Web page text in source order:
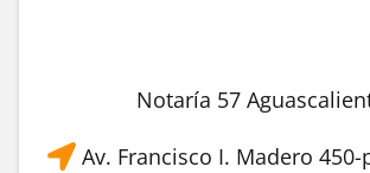
Notaría 57
Av. Francisco I. Madero 450-